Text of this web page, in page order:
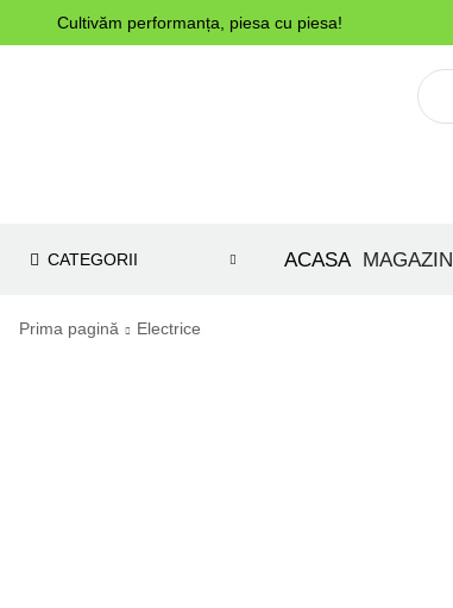
Cultivăm performanța, piesa cu piesa!
CATEGORII ACASA MAGAZIN
Prima pagină Electrice